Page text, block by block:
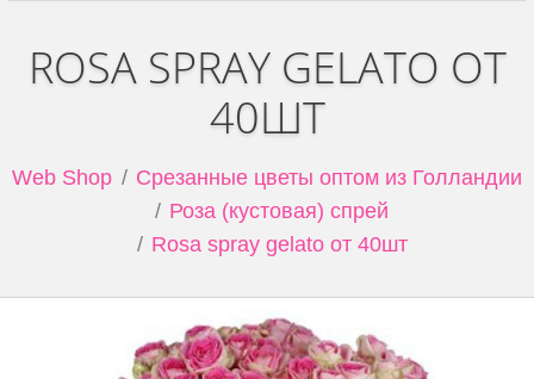
ROSA SPRAY GELATO ОТ
40ШТ
Web Shop
Срезанные цветы оптом из Голландии
Роза (кустовая) спрей
Rosa spray gelato от 40шт